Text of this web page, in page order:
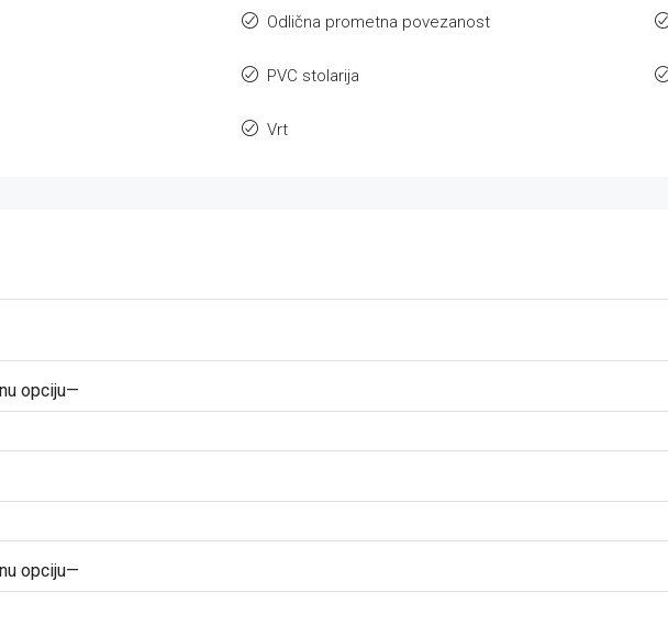
Odlična prometna povezanost
PVC stolarija
Vrt